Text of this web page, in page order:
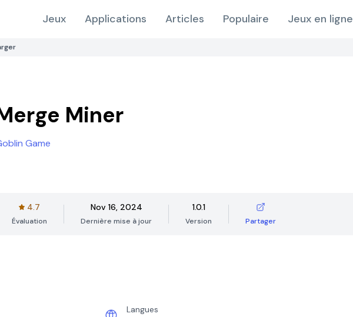
Jeux Applications Articles Populaire Jeux en ligne
Miner
Game
4.7
Évaluation
Nov 16, 2024
Dernière mise à jour
1.0.1
Version Partager
Langues